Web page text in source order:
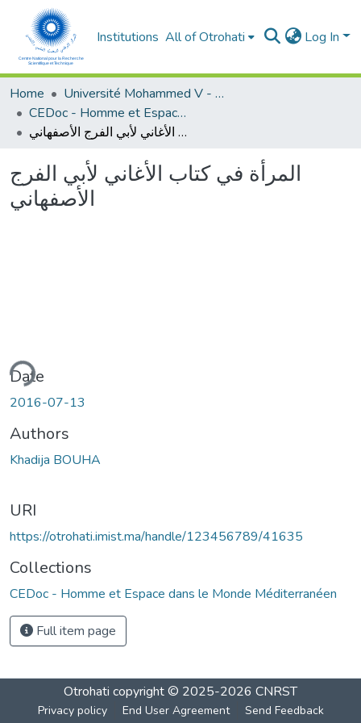
Institutions All of Otrohati Log In
Home
Université Mohammed V - Rabat
CEDoc - Homme et Espace dans le Monde Méditerranéen
المرأة في كتاب الأغاني لأبي الفرج الأصفهاني
المرأة في كتاب الأغاني لأبي الفرج
الأصفهاني
Date
2016-07-13
Authors
Khadija BOUHA
URI
https://otrohati.imist.ma/handle/123456789/41635
Collections
CEDoc - Homme et Espace dans le Monde Méditerranéen
Full item page
Otrohati copyright © 2025-2026 CNRST
Privacy policy End User Agreement Send Feedback